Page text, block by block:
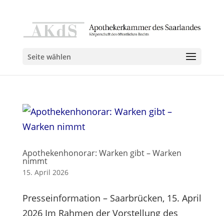
Seite wählen
Apothekenhonorar: Warken gibt – Warken
nimmt
15. April 2026
Presseinformation – Saarbrücken, 15. April
2026 Im Rahmen der Vorstellung des